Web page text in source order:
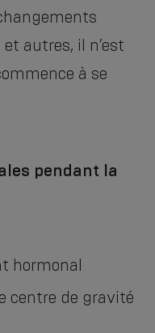
autres, il n’est
à se
pendant la
hormonal
centre de gravité